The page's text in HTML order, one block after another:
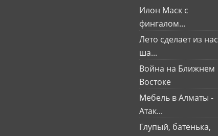
Илон Маск с
фингалом...
Лето сделает из нас
ша...
Война на Ближнем
Востоке
Мебель в Алматы -
Атак...
Глупый, батенька,